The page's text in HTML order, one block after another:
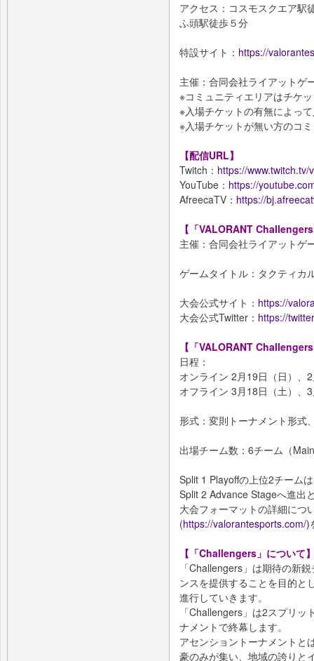
アクセス：コスモスクエア駅
ふ頭駅徒歩５分
特設サイト： https://
主催：合同会社ライアットゲ
※コミュニティエリアはチケ
※入場チケットの有無によっ
※入場チケットが無い方のコ
【配信URL】
Twitch： https://www.twitch.tv/
YouTube： https://
AfreecaTV： https://
【「VALORANT
主催：合同会社ライアットゲ
ゲームタイトル：タクティカ
大会公式サイト： https://
大会公式Twitter： https://
【「VALORANT
日程：
オンライン 2月19日（日）、
オフライン 3月18日（土）、
形式：変則トーナメント形式
出場チーム数：6チーム（
Split 1 Playoffの上位2チーム
Split 2 Advance Stageへ進出
大会フォーマットの詳細につ
(https://valorantesports.com/)
【「Challengers」について
「Challengers」は期待の新
ンスを提供することを目的と
進行していきます。
「Challengers」は2スプリ
ナメントで終幕します。
アセンショントーナメントと
豪のみが集い、地域の誇りと